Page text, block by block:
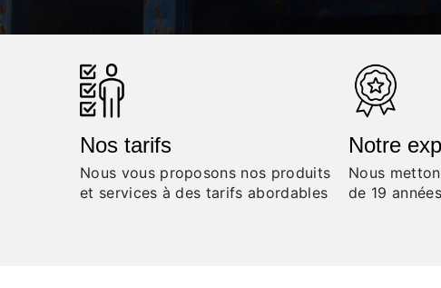
Nos tarifs
Nous vous proposons nos produits
et services à des tarifs abordables
Notre
Nous
de 19